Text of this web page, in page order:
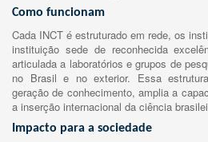
Como funcionam
Cada INCT é estruturado em rede, os
instituição sede de reconhecida
articulada a laboratórios e grupos de
no Brasil e no exterior. Essa
geração de conhecimento, amplia a
a inserção internacional da ciência
Impacto para a sociedade